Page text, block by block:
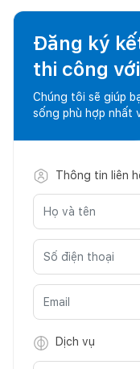
Đăng ký
thi công với
Chúng tôi sẽ giúp
sống phù hợp nhất
Thông tin liên
Dịch vụ